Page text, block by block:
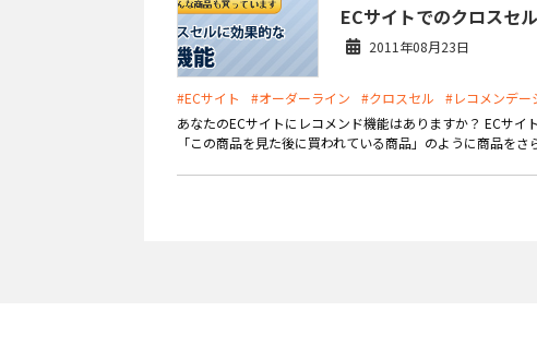
ECサイトでのクロスセ
2011年08月23日
#ECサイト #オーダーライン #クロスセル #レコメンデー
あなたのECサイトにレコメンド機能はありますか？ ECサ
「この商品を見た後に買われている商品」のように商品を